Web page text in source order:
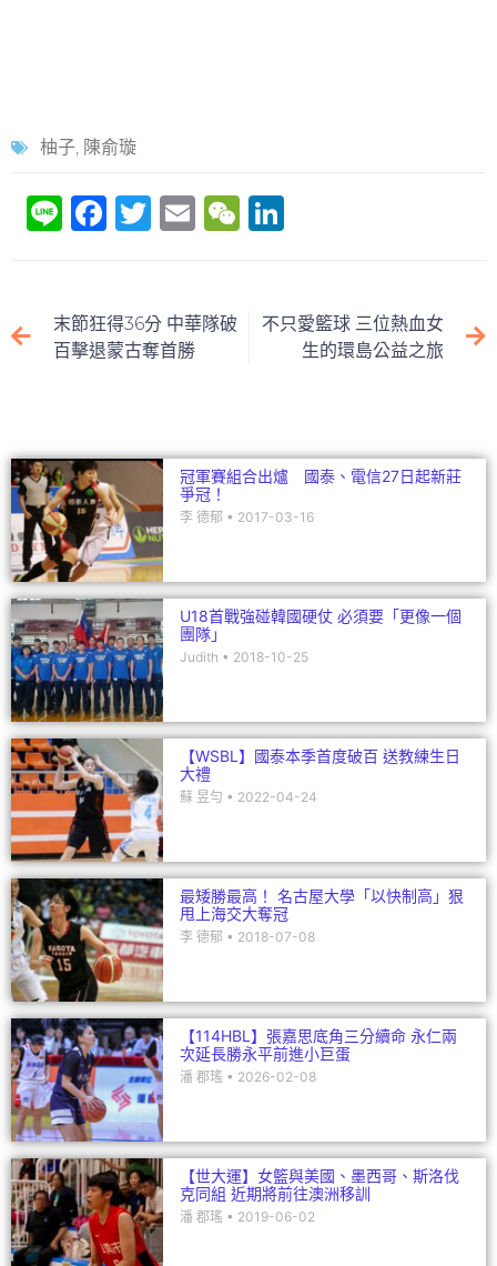
柚子, 陳俞璇
Li F
e
b
k
T
er
E
l
W
e
dI
末節狂得36分 中華隊破
百擊退蒙古奪首勝
不只愛籃球 三位熱血女
生的環島公益之旅
冠軍賽組合出爐 國泰、電信27日起新莊
爭冠！
李 德郁 2017-03-16
U18首戰強碰韓國硬仗 必須要「更像一個
團隊」
Judith 2018-10-25
【WSBL】國泰本季首度破百 送教練生日
大禮
蘇 昱勻 2022-04-24
最矮勝最高！ 名古屋大學「以快制高」狠
甩上海交大奪冠
李 德郁 2018-07-08
【114HBL】張嘉思底角三分續命 永仁兩
次延長勝永平前進小巨蛋
潘 郡瑤 2026-02-08
【世大運】女籃與美國、墨西哥、斯洛伐
克同組 近期將前往澳洲移訓
潘 郡瑤 2019-06-02